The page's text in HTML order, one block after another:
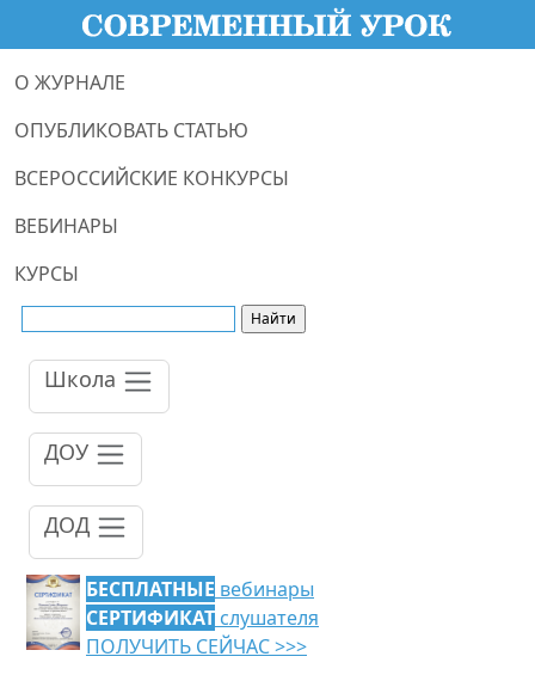
О ЖУРНАЛЕ
ОПУБЛИКОВАТЬ СТАТЬЮ
ВСЕРОССИЙСКИЕ КОНКУРСЫ
ВЕБИНАРЫ
КУРСЫ
Школа
ДОУ
ДОД
БЕСПЛАТНЫЕ вебинары
СЕРТИФИКАТ слушателя
ПОЛУЧИТЬ СЕЙЧАС >>>